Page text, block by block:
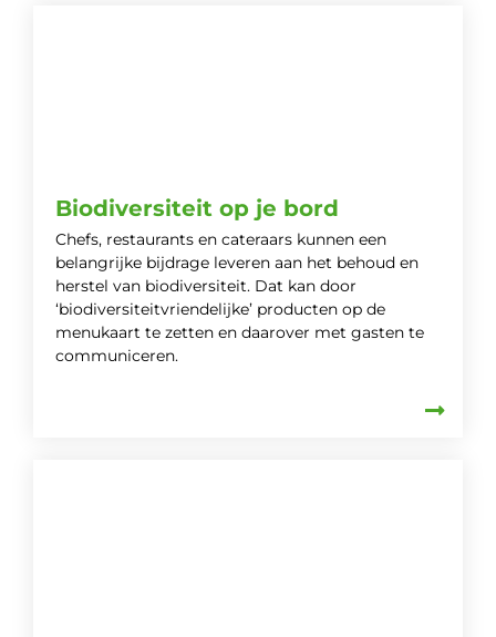
Biodiversiteit op je bord
Chefs, restaurants en cateraars kunnen een
belangrijke bijdrage leveren aan het behoud en
herstel van biodiversiteit. Dat kan door
‘biodiversiteitvriendelijke’ producten op de
menukaart te zetten en daarover met gasten te
communiceren.